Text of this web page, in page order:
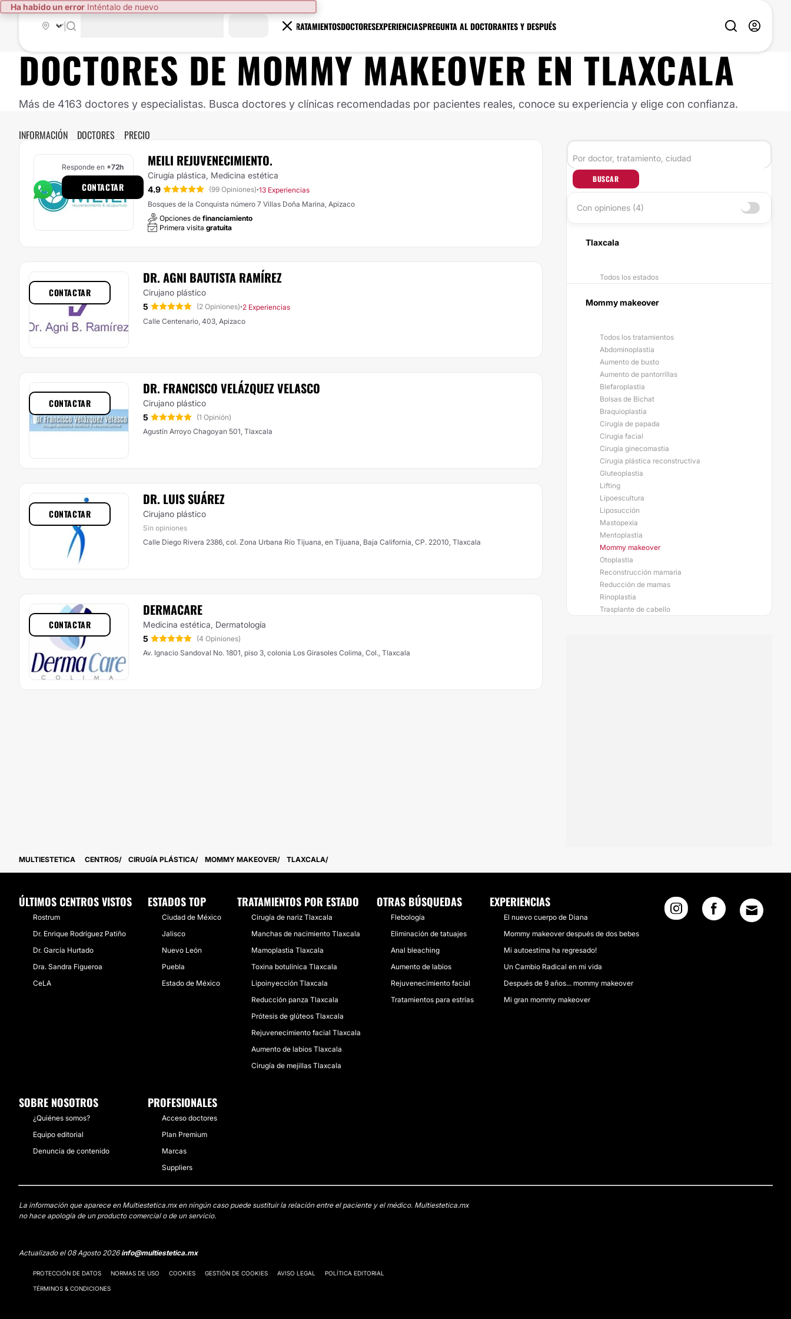
Ha habido un error Inténtalo de nuevo
TRATAMIENTOSDOCTORESEXPERIENCIASPREGUNTA AL DOCTORANTES Y DESPUÉS
DOCTORES DEMOMMY MAKEOVERENTLAXCALA
Más de 4163 doctores y especialistas. Busca doctores y clínicas recomendadas por pacientes reales, conoce su experiencia y elige con confianza.
INFORMACIÓN DOCTORES PRECIO
MEILI REJUVENECIMIENTO.
Cirugía plástica, Medicina estética
4.9
(99 Opiniones)·13 Experiencias
Bosques de la Conquista número 7 Villas Doña Marina, Apizaco
Opciones de financiamiento
Primera visita gratuita
Responde en +72h
CONTACTAR
DR. AGNI BAUTISTA RAMÍREZ
Cirujano plástico
5
(2 Opiniones)·2 Experiencias
Calle Centenario, 403, Apizaco
CONTACTAR
DR. FRANCISCO VELÁZQUEZ VELASCO
Cirujano plástico
5
(1 Opinión)
Agustín Arroyo Chagoyan 501, Tlaxcala
CONTACTAR
DR. LUIS SUÁ​REZ
Cirujano plástico
Sin opiniones
Calle Diego Rivera 2386, col. Zona Urbana Río Tijuana, en Tijuana, Baja California, CP. 22010, Tlaxcala
CONTACTAR
DERMACARE
Medicina estética, Dermatología
5
(4 Opiniones)
Av. Ignacio Sandoval No. 1801, piso 3, colonia Los Girasoles Colima, Col., Tlaxcala
CONTACTAR
BUSCAR
Con opiniones (4)
Tlaxcala
Todos los estados
Mommy makeover
Todos los tratamientos
Abdominoplastia
Aumento de busto
Aumento de pantorrillas
Blefaroplastia
Bolsas de Bichat
Braquioplastia
Cirugía de papada
Cirugía facial
Cirugía ginecomastia
Cirugía plástica reconstructiva
Gluteoplastia
Lifting
Lipoescultura
Liposucción
Mastopexia
Mentoplastia
Mommy makeover
Otoplastia
Reconstrucción mamaria
Reducción de mamas
Rinoplastia
Trasplante de cabello
MULTIESTETICA CENTROS CIRUGÍA PLÁSTICA MOMMY MAKEOVER TLAXCALA
ÚLTIMOS CENTROS VISTOS
Rostrum
Dr. Enrique Rodríguez Patiño
Dr. García Hurtado
Dra. Sandra Figueroa
CeLA
ESTADOS TOP
Ciudad de México
Jalisco
Nuevo León
Puebla
Estado de México
TRATAMIENTOS POR ESTADO
Cirugía de nariz Tlaxcala
Manchas de nacimiento Tlaxcala
Mamoplastia Tlaxcala
Toxina botulínica Tlaxcala
Lipoinyección Tlaxcala
Reducción panza Tlaxcala
Prótesis de glúteos Tlaxcala
Rejuvenecimiento facial Tlaxcala
Aumento de labios Tlaxcala
Cirugía de mejillas Tlaxcala
OTRAS BÚSQUEDAS
Flebología
Eliminación de tatuajes
Anal bleaching
Aumento de labios
Rejuvenecimiento facial
Tratamientos para estrías
EXPERIENCIAS
El nuevo cuerpo de Diana
Mommy makeover después de dos bebes
Mi autoestima ha regresado!
Un Cambio Radical en mi vida
Después de 9 años... mommy makeover
Mi gran mommy makeover
SOBRE NOSOTROS
¿Quiénes somos?
Equipo editorial
Denuncia de contenido
PROFESIONALES
Acceso doctores
Plan Premium
Marcas
Suppliers
La información que aparece en Multiestetica.mx en ningún caso puede sustituir la relación entre el paciente y el médico. Multiestetica.mx
no hace apología de un producto comercial o de un servicio.
Actualizado el 08 Agosto 2026info@multiestetica.mx
PROTECCIÓN DE DATOS NORMAS DE USO COOKIES GESTIÓN DE COOKIES AVISO LEGAL POLÍTICA EDITORIAL
TÉRMINOS & CONDICIONES